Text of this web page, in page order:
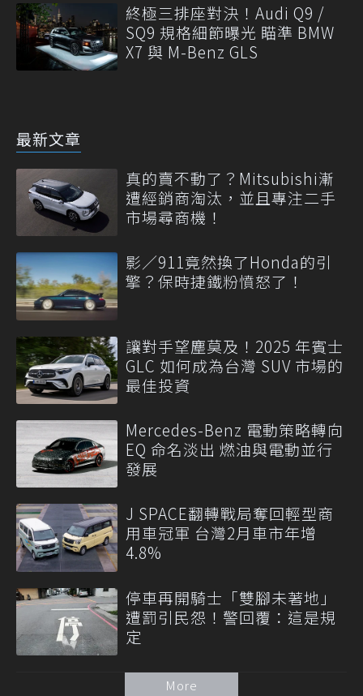
終極三排座對決！Audi Q9 /
SQ9 規格細節曝光 瞄準 BMW
X7 與 M-Benz GLS
最新文章
真的賣不動了？Mitsubishi漸
遭經銷商淘汰，並且專注二手
市場尋商機！
影／911竟然換了Honda的引
擎？保時捷鐵粉憤怒了！
讓對手望塵莫及！2025 年賓士
GLC 如何成為台灣 SUV 市場的
最佳投資
Mercedes-Benz 電動策略轉向
EQ 命名淡出 燃油與電動並行
發展
J SPACE翻轉戰局奪回輕型商
用車冠軍 台灣2月車市年增
4.8%
停車再開騎士「雙腳未著地」
遭罰引民怨！警回覆：這是規
定
More